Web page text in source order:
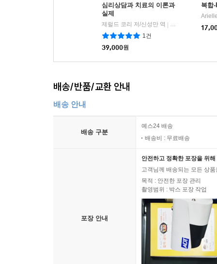
심리상담과 치료의 이론과
실제
제럴드 코리 저/신성만 역
센게이지러닝
1건
39,000원
복합
배송/반품/교환 안내
배송 안내
배송 구분
예스24 배송
배송비 : 무료배송
포장 안내
안전하고 정확한 포장을 위
고객님께 배송되는 모든 상
목적 : 안전한 포장 관리
촬영범위 : 박스 포장 작업